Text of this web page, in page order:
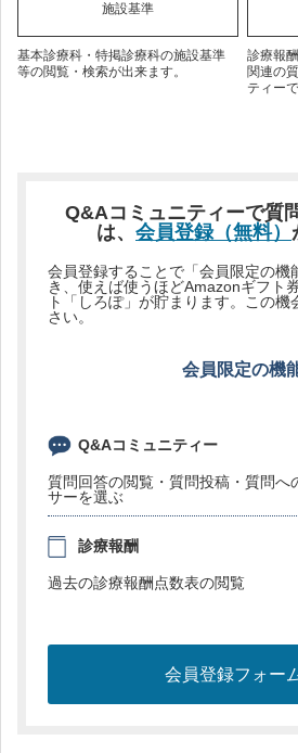
施設基準
基本診療科・特掲診療科の施設基準
等の閲覧・検索が出来ます。
診療報
関連の
ティーで
Q&Aコミュニティーで質
は、 会員登録（無料）
会員登録することで「会員限定の機
き、使えば使うほどAmazonギフト
ト「しろぽ」が貯まります。この
さい。
会員限定の機
Q&Aコミュニティー
質問回答の閲覧・質問投稿・質問へ
サーを選ぶ
診療報酬
過去の診療報酬点数表の閲覧
会員登録フォー